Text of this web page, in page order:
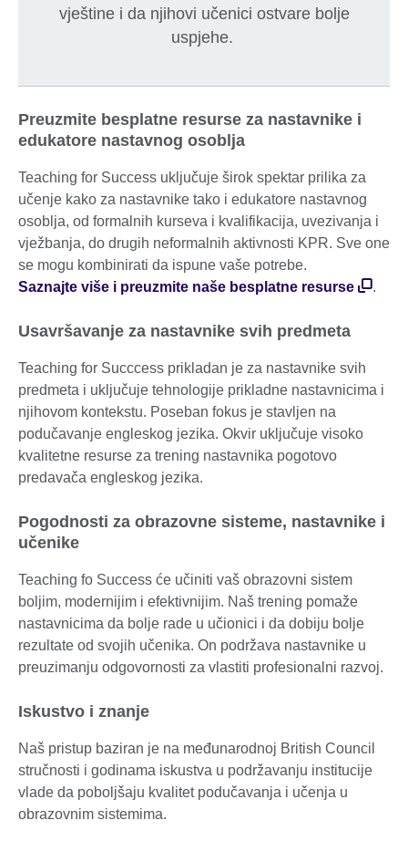
vještine i da njihovi učenici ostvare bolje
uspjehe.
Preuzmite besplatne resurse za nastavnike i
edukatore nastavnog osoblja
Teaching for Success uključuje širok spektar prilika za
učenje kako za nastavnike tako i edukatore nastavnog
osoblja, od formalnih kurseva i kvalifikacija, uvezivanja i
vježbanja, do drugih neformalnih aktivnosti KPR. Sve one
se mogu kombinirati da ispune vaše potrebe.
Saznajte više i preuzmite naše besplatne resurse
.
Usavršavanje za nastavnike svih predmeta
Teaching for Succcess prikladan je za nastavnike svih
predmeta i uključuje tehnologije prikladne nastavnicima i
njihovom kontekstu. Poseban fokus je stavljen na
podučavanje engleskog jezika. Okvir uključuje visoko
kvalitetne resurse za trening nastavnika pogotovo
predavača engleskog jezika.
Pogodnosti za obrazovne sisteme, nastavnike i
učenike
Teaching fo Success će učiniti vaš obrazovni sistem
boljim, modernijim i efektivnijim. Naš trening pomaže
nastavnicima da bolje rade u učionici i da dobiju bolje
rezultate od svojih učenika. On podržava nastavnike u
preuzimanju odgovornosti za vlastiti profesionalni razvoj.
Iskustvo i znanje
Naš pristup baziran je na međunarodnoj British Council
stručnosti i godinama iskustva u podržavanju institucije
vlade da poboljšaju kvalitet podučavanja i učenja u
obrazovnim sistemima.